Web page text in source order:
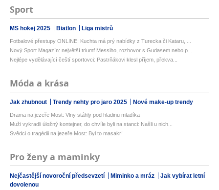
Sport
MS hokej 2025 Biatlon Liga mistrů
Fotbalové přestupy ONLINE: Kuchta má prý nabídky z Turecka či Kataru, ...
Nový Sport Magazín: největší triumf Messiho, rozhovor s Gudasem nebo p...
Nejlépe vydělávající čeští sportovci: Pastrňákovi klesl příjem, překva...
Móda a krása
Jak zhubnout Trendy nehty pro jaro 2025 Nové make-up trendy
Drama na jezeře Most: Vlny stáhly pod hladinu mladíka
Muži vykradli úložný kontejner, do chvíle byli na stanci: Našli u nich...
Svědci o tragédii na jezeře Most: Byl to masakr!
Pro ženy a maminky
Nejčastější novoroční předsevzetí Miminko a mráz
Jak vybírat letní
dovolenou